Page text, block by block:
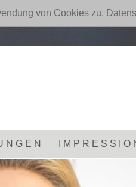
von Cookies zu.